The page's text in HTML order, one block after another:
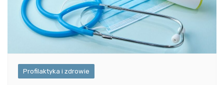
Profilaktyka i zdrowie